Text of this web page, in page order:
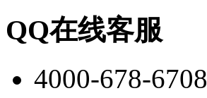
QQ在线客服
4000-678-6708